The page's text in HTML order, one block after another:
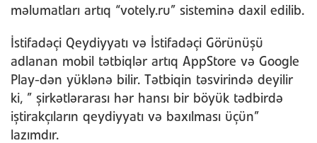
məlumatları artıq “votely.ru” sisteminə daxil edilib.
İstifadəçi Qeydiyyatı və İstifadəçi Görünüşü
adlanan mobil tətbiqlər artıq AppStore və Google
Play-dən yüklənə bilir. Tətbiqin təsvirində deyilir
ki, ” şirkətlərarası hər hansı bir böyük tədbirdə
iştirakçıların qeydiyyatı və baxılması üçün”
lazımdır.